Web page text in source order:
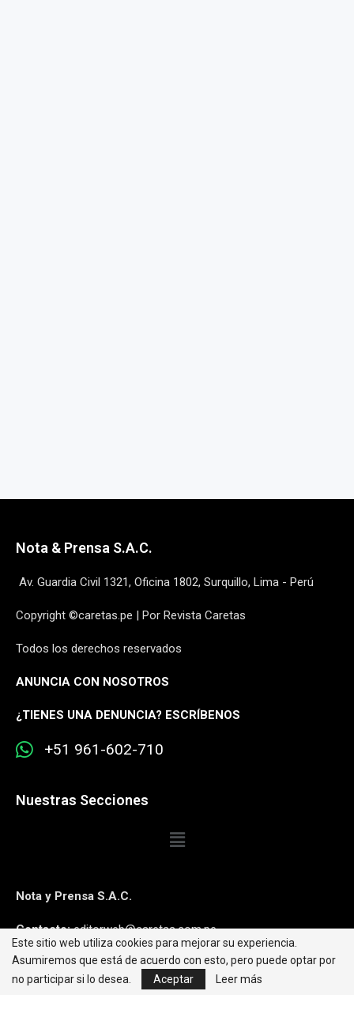
Nota & Prensa S.A.C.
Av. Guardia Civil 1321, Oficina 1802, Surquillo, Lima - Perú
Copyright ©caretas.pe | Por Revista Caretas
Todos los derechos reservados
ANUNCIA CON NOSOTROS
¿TIENES UNA DENUNCIA? ESCRÍBENOS
+51 961-602-710
Nuestras Secciones
Nota y Prensa S.A.C.
Contacto:editorweb@caretas.com.pe
Síguenos:
Este sitio web utiliza cookies para mejorar su experiencia.
Asumiremos que está de acuerdo con esto, pero puede optar por
no participar si lo desea.
Aceptar Leer más